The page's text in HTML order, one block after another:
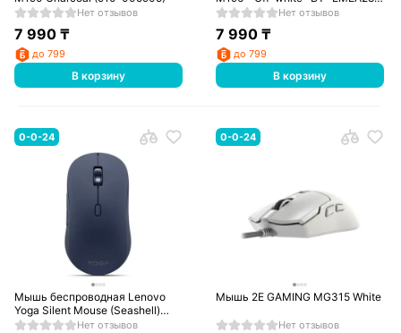
Нет отзывов
7 990₸
до 799
В корзину
935
Нет отзывов
7 990 ₸
до 799
В корзину
0-0-24
Мышь беспроводная Lenovo
Yoga Silent Mouse (Seashell)
GY51S61922Нет отзывов
0-0-24
Мышь 2E GAMING MG315 White
Нет отзывов